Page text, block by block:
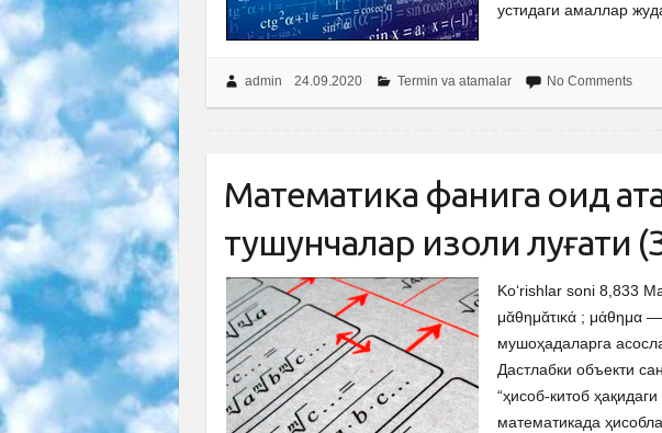
устидаги амаллар
admin 24.09.2020 Termin va atamalar No Comments
Математика фанига оид
тушунчалар изоҳли луғати
Ko‘rishlar soni 8,833
μᾰθημᾰτικά ; μάθημα
мушоҳадаларга
Дастлабки объекти
“ҳисоб-китоб
математикада